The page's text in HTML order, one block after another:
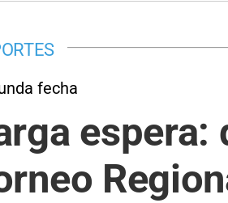
fecha
espera: